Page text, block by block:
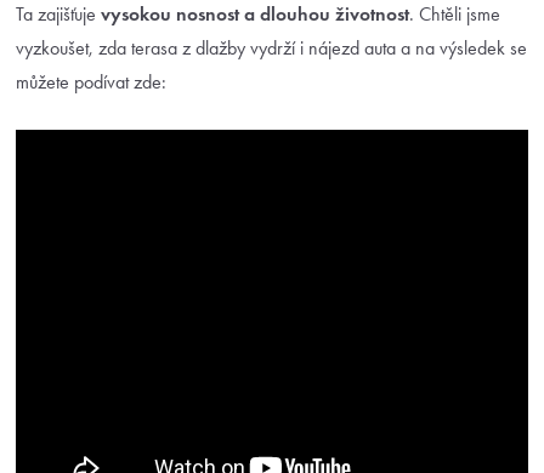
Ta zajišťuje vysokou nosnost a dlouhou životnost. Chtěli jsme
vyzkoušet, zda terasa z dlažby vydrží i nájezd auta a na výsledek se
můžete podívat zde: